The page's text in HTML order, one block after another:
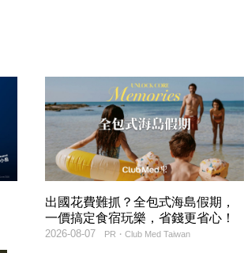
出國花費難抓？全包式海島假期，
一價搞定食宿玩樂，省錢更省心！
PR・Club Med Taiwan
2026-08-07